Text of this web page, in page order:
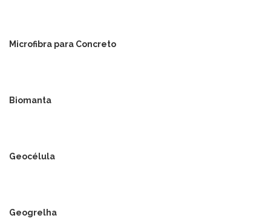
Microfibra para Concreto
Biomanta
Geocélula
Geogrelha